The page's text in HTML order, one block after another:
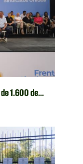
1.600 de...